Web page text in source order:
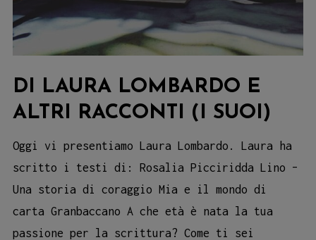
DI LAURA LOMBARDO E
ALTRI RACCONTI (I SUOI)
Oggi vi presentiamo Laura Lombardo. Laura ha
scritto i testi di: Rosalia Picciridda Lino –
Una storia di coraggio Mia e il mondo di
carta Granbaccano A che età è nata la tua
passione per la scrittura? Come ti sei